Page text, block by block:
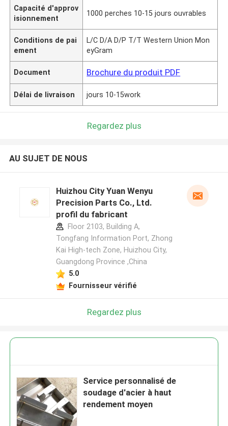
Capacité d'approv
isionnement
1000 perches 10-15 jours ouvrables
Conditions de pai
ement
L/C D/A D/P T/T Western Union Mon
eyGram
Document Brochure du produit PDF
Délai de livraison jours 10-15work
Regardez plus
AU SUJET DE NOUS
Huizhou City Yuan Wenyu
Precision Parts Co., Ltd.
profil du fabricant
Floor 2103, Building A,
Tongfang Information Port, Zhong
Kai High-tech Zone, Huizhou City,
Guangdong Province ,China
5.0
Fournisseur vérifié
Regardez plus
Service personnalisé de
soudage d'acier à haut
rendement moyen